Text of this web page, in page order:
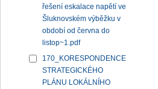
řešení eskalace napětí ve
Šluknovském výběžku v
období od června do
listop~1.pdf
170_KORESPONDENCE
STRATEGICKÉHO
PLÁNU LOKÁLNÍHO